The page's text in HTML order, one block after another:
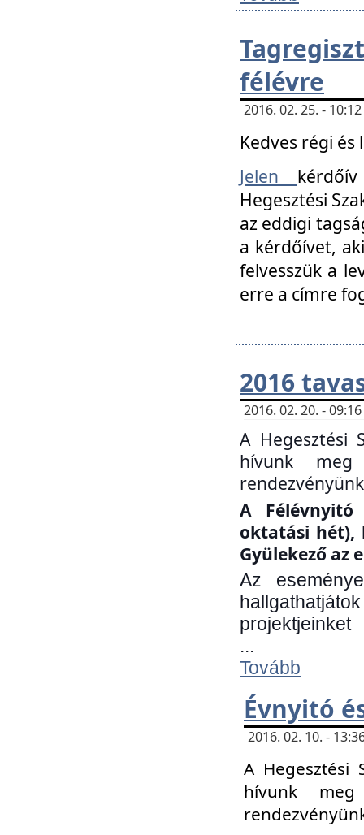
félévre
2016. 02. 25. -
Kedves régi
Jelen
Hegesztési
az eddigi
a kérdőívet,
felvesszük a
erre a címre
2016
2016. 02. 20. -
A Hegesztési
hívunk
A
oktatási hét),
Gyülekező az
Az
projektjeinket
...
Tovább
Évnyitó
2016. 02. 10. -
A Hegesztési
hívunk